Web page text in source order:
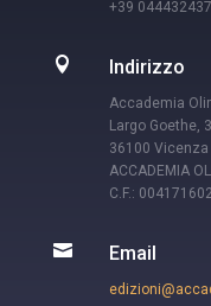
+39
 Indirizzo
Accademia
Largo Goethe, 3
36100
ACCADEMIA
C.F.:
 Email